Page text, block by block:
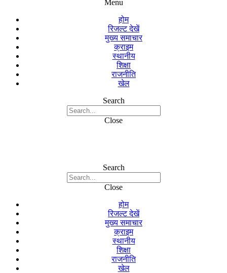
Menu
होम
रिजल्ट देखें
मुख्य समाचार
क्राइम
स्थानीय
शिक्षा
राजनीति
खेल
Search
Close
Search
Close
होम
रिजल्ट देखें
मुख्य समाचार
क्राइम
स्थानीय
शिक्षा
राजनीति
खेल